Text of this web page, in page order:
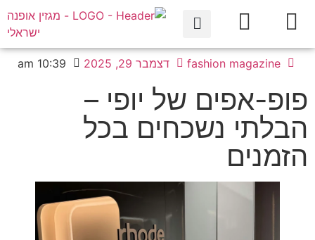
fashion magazine דצמבר 29, 2025 10:39 am
פופ-אפים של יופי –
הבלתי נשכחים בכל
הזמנים